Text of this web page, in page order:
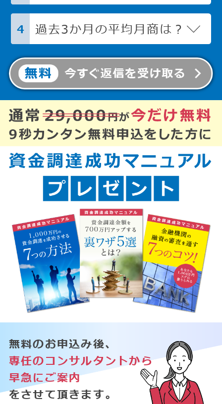
4 過去3か月の平均月商は？
無料のお申込み後、
専任のコンサルタントから
早急にご案内
をさせて頂きます。